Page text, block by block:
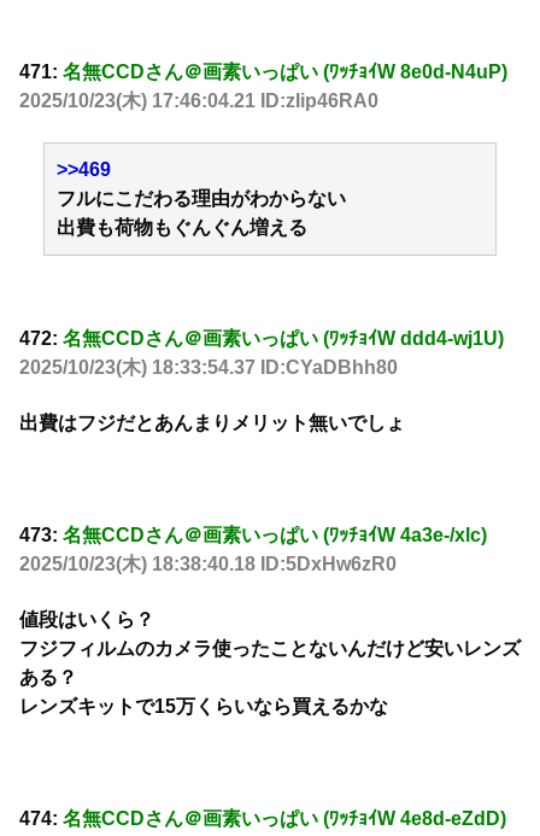
471: 名無CCDさん＠画素いっぱい (ﾜｯﾁｮｲW 8e0d-N4uP)
2025/10/23(木) 17:46:04.21 ID:zIip46RA0
>>469
フルにこだわる理由がわからない
出費も荷物もぐんぐん増える
472: 名無CCDさん＠画素いっぱい (ﾜｯﾁｮｲW ddd4-wj1U)
2025/10/23(木) 18:33:54.37 ID:CYaDBhh80
出費はフジだとあんまりメリット無いでしょ
473: 名無CCDさん＠画素いっぱい (ﾜｯﾁｮｲW 4a3e-/xlc)
2025/10/23(木) 18:38:40.18 ID:5DxHw6zR0
値段はいくら？
フジフィルムのカメラ使ったことないんだけど安いレンズ
ある？
レンズキットで15万くらいなら買えるかな
474: 名無CCDさん＠画素いっぱい (ﾜｯﾁｮｲW 4e8d-eZdD)